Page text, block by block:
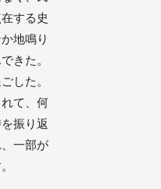
する史
地鳴り
きた。
した。
て、何
振り返
一部が